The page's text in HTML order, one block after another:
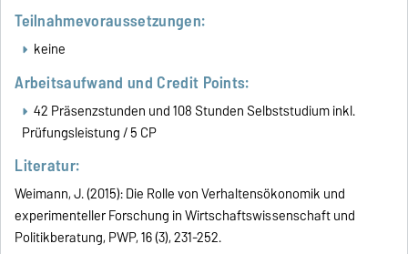
Teilnahmevoraussetzungen:
keine
Arbeitsaufwand und Credit Points:
42 Präsenzstunden und 108 Stunden Selbststudium inkl.
Prüfungsleistung / 5 CP
Literatur:
Weimann, J. (2015): Die Rolle von Verhaltensökonomik und
experimenteller Forschung in Wirtschaftswissenschaft und
Politikberatung, PWP, 16 (3), 231-252.